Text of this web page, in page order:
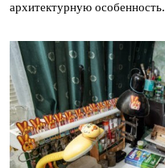
архитектурную особенность.